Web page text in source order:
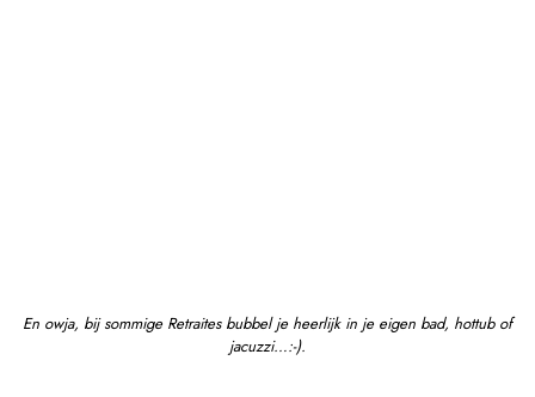
En owja, bij sommige Retraites bubbel je heerlijk in je eigen bad, hottub of
jacuzzi…:-).